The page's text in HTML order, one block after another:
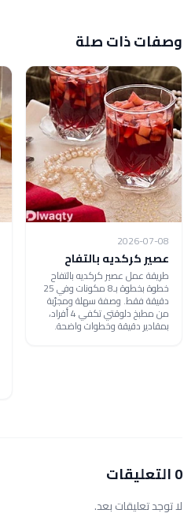
وصفات ذات صلة
2026-07-08
عصير كركديه بالتفاح
طريقة عمل عصير كركديه بالتفاح
خطوة بخطوة بـ8 مكونات وفي 25
دقيقة فقط. وصفة سهلة ومجرّبة
من مطبخ دلوقتي تكفي 4 أفراد،
بمقادير دقيقة وخطوات واضحة.
0 التعليقات
لا توجد تعليقات بعد.